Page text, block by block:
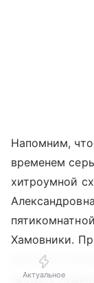
Напомним,
временем
хитроумной
Хамовники.
масками
продать
Актуальное